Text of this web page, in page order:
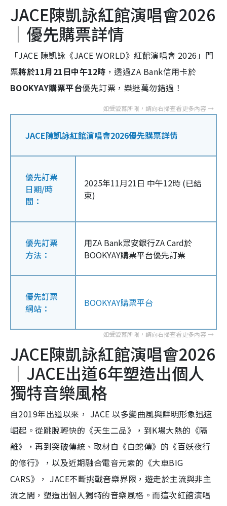
JACE陳凱詠紅館演唱會2026
｜優先購票詳情
「JACE 陳凱詠《JACE WORLD》紅館演唱會 2026」門
票將於11月21日中午12時 ，透過ZA Bank信用卡於
BOOKYAY購票平台優先訂票，樂迷萬勿錯過！
JACE陳凱詠紅館演唱會2026優先購票詳情
優先訂票
日期/時
間：
2025年11月21日 中午12時 (已結
束)
優先訂票
方法：
用ZA Bank眾安銀行ZA Card於
BOOKYAY購票平台優先訂票
優先訂票
網站：
BOOKYAY購票平台
JACE陳凱詠紅館演唱會2026
｜JACE出道6年塑造出個人
獨特音樂風格
自2019年出道以來， JACE 以多變曲風與鮮明形象迅速
崛起。從跳脫輕快的《天生二品》，到K場大熱的《隔
離》，再到突破傳統、取材自《白蛇傳》的《百妖夜行
的修行》，以及近期融合電音元素的《大車BIG
CARS》， JACE不斷挑戰音樂界限，遊走於主流與非主
流之間，塑造出個人獨特的音樂風格。而這次紅館演唱